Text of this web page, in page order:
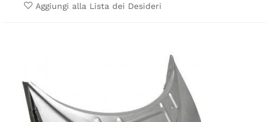
Aggiungi alla Lista dei Desideri